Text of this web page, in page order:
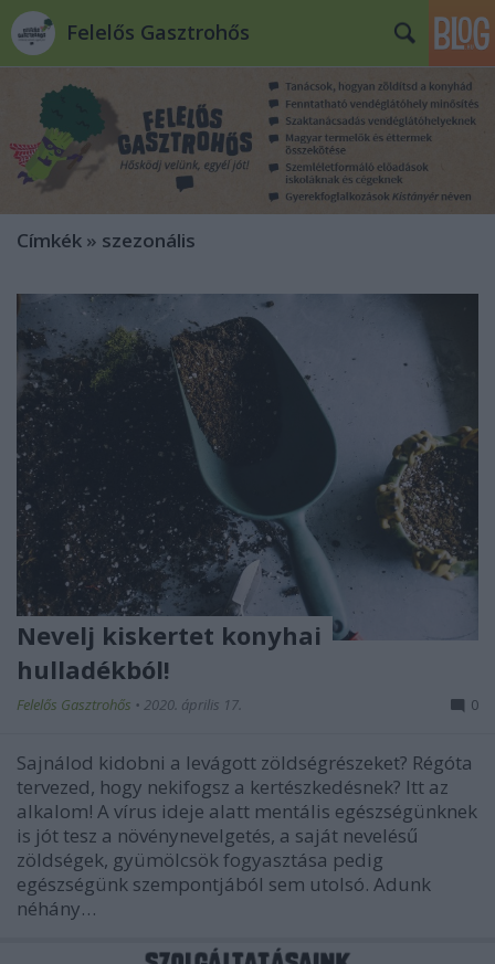
Felelős Gasztrohős
Címkék » szezonális
Nevelj kiskertet konyhai
hulladékból!
Felelős Gasztrohős • 2020. április 17. 0
Sajnálod kidobni a levágott zöldségrészeket? Régóta
tervezed, hogy nekifogsz a kertészkedésnek? Itt az
alkalom! A vírus ideje alatt mentális egészségünknek
is jót tesz a növénynevelgetés, a saját nevelésű
zöldségek, gyümölcsök fogyasztása pedig
egészségünk szempontjából sem utolsó. Adunk
néhány…